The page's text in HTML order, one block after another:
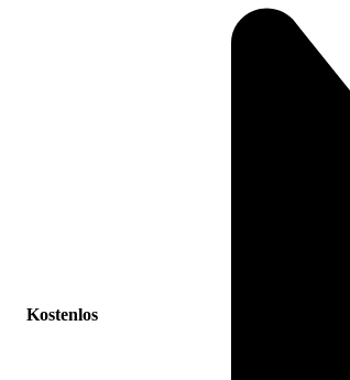
Kostenlos